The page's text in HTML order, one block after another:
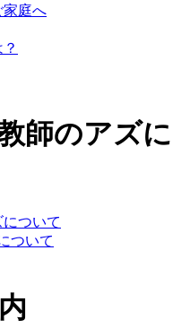
家庭へ
師のアズに
ついて
ついて